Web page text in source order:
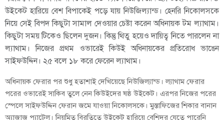
উইকেট হারিয়ে বেশ বিপাকেই পড়ে যায় নিউজিল্যান্ড। হেনরি নিকোলসকে
নিয়ে সেই বিপদ কিছুটা সামাল দেওয়ার চেষ্টা করেন অধিনায়ক টম ল্যাথাম।
কিছুটা সময় টিকেও ছিলেন দুজন। কিন্তু থিতু হয়েও দায়িত্ব নিতে পারলেন না
ল্যাথাম। নিজের প্রথম ওভারেই কিউই অধিনায়কের প্রতিরোধ ভাঙেন
সাইফউদ্দিন। ২৫ বলে ১৮ করে ফেরেন ল্যাথাম।
অধিনায়ক ফেরার পর শুধু হতাশাই দেখিয়েছে নিউজিল্যান্ড। ল্যাথাম ফেরার
পরের ওভারেই সাকিব তুলে নেন কিউইদের ষষ্ঠ উইকেট। এরপর নিজের পরের
স্পেলে সাইফউদ্দিন ফেরান জমে যাওয়া নিকোলসকে। মুস্তাফিজের শিকার বানান
অ্যাজাজ প্যাটেল। নিয়মিত বিরতিতে উইকেট হারিয়ে বেশিদূর যেতে পারেনি